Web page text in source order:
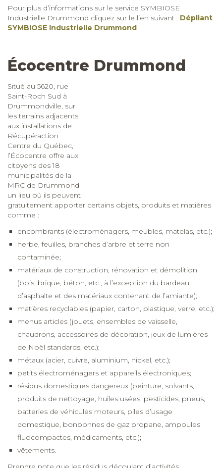
Pour plus d’informations sur le service SYMBIOSE
Industrielle Drummond cliquez sur le lien suivant : Dépliant
SYMBIOSE Industrielle Drummond
Écocentre Drummond
Situé au 5620, rue Saint-Roch Sud à Drummondville, sur les
terrains adjacents aux installations de Récupéraction Centre
du Québec, l’Écocentre offre aux citoyens des 18
municipalités de la MRC de Drummond un lieu où ils
peuvent gratuitement apporter certains objets, produits et
matières comme :
encombrants (électroménagers, meubles, matelas, etc.);
herbe, feuilles, branches d’arbre et terre non
contaminée;
matériaux de construction, rénovation et démolition
(bois, brique, béton, etc., à l’exception du bardeau
d’asphalte et des matériaux contenant de l’amiante);
matières recyclables (papier, carton, plastique, verre, etc.);
menus articles (jouets, ensembles de vaisselle,
chaudrons, accessoires de décoration, jeux de lumières
de Noël standards, etc.);
métaux (acier, cuivre, aluminium, nickel, etc.);
petits électroménagers et appareils électroniques;
résidus domestiques dangereux (peinture, solvants,
produits de nettoyage, huiles usées, pesticides, pneus,
batteries de véhicules moteurs, piles d’usage
domestique, bonbonnes de gaz propane, ampoules
fluocompactes, médicaments, etc.);
vêtements.
Prendre note que les résidus découlant d’activités
commerciales ou industrielles sont refusés.
Horaire d’hiver (du 1erdécembre au 31 mars) :
Samedi :